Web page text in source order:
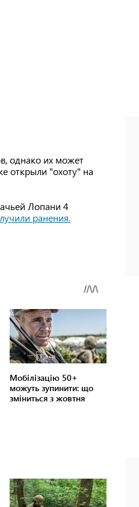
однако их может
открыли "охоту" на
Лопани 4
ранения.